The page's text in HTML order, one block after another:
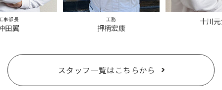
事部長
田翼
工務
押柄宏康
十川
スタッフ一覧はこちらから